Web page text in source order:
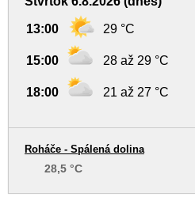
13:00 29 °C
15:00 28 až 29 °C
18:00 21 až 27 °C
Roháče - Spálená dolina
28,5 °C